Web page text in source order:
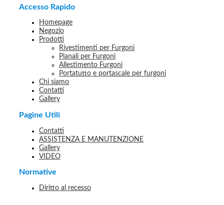
Accesso Rapido
Homepage
Negozio
Prodotti
Rivestimenti per Furgoni
Pianali per Furgoni
Allestimento Furgoni
Portatutto e portascale per furgoni
Chi siamo
Contatti
Gallery
Pagine Utili
Contatti
ASSISTENZA E MANUTENZIONE
Gallery
VIDEO
Normative
Diritto al recesso